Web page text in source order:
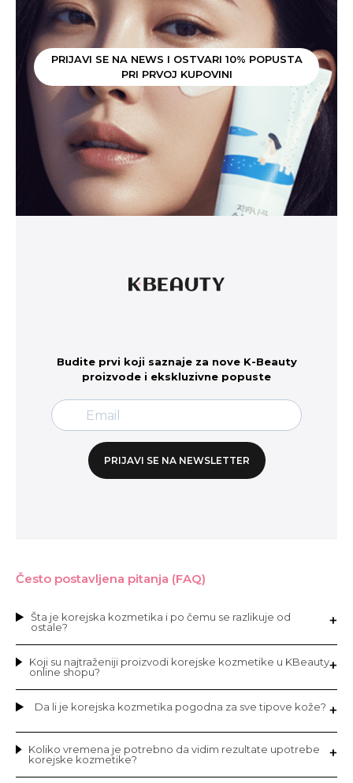
PRIJAVI SE NA NEWS I OSTVARI 10% POPUSTA
PRI PRVOJ KUPOVINI
Budite prvi koji saznaje za nove K-Beauty
proizvode i ekskluzivne popuste
PRIJAVI SE NA NEWSLETTER
Često postavljena pitanja (FAQ)
Šta je korejska kozmetika i po čemu se razlikuje od
ostale?
Koji su najtraženiji proizvodi korejske kozmetike u KBeauty
online shopu?
Da li je korejska kozmetika pogodna za sve tipove kože?
Koliko vremena je potrebno da vidim rezultate upotrebe
korejske kozmetike?